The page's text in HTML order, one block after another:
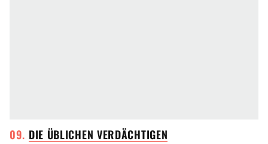
DIE ÜBLICHEN VERDÄCHTIGEN